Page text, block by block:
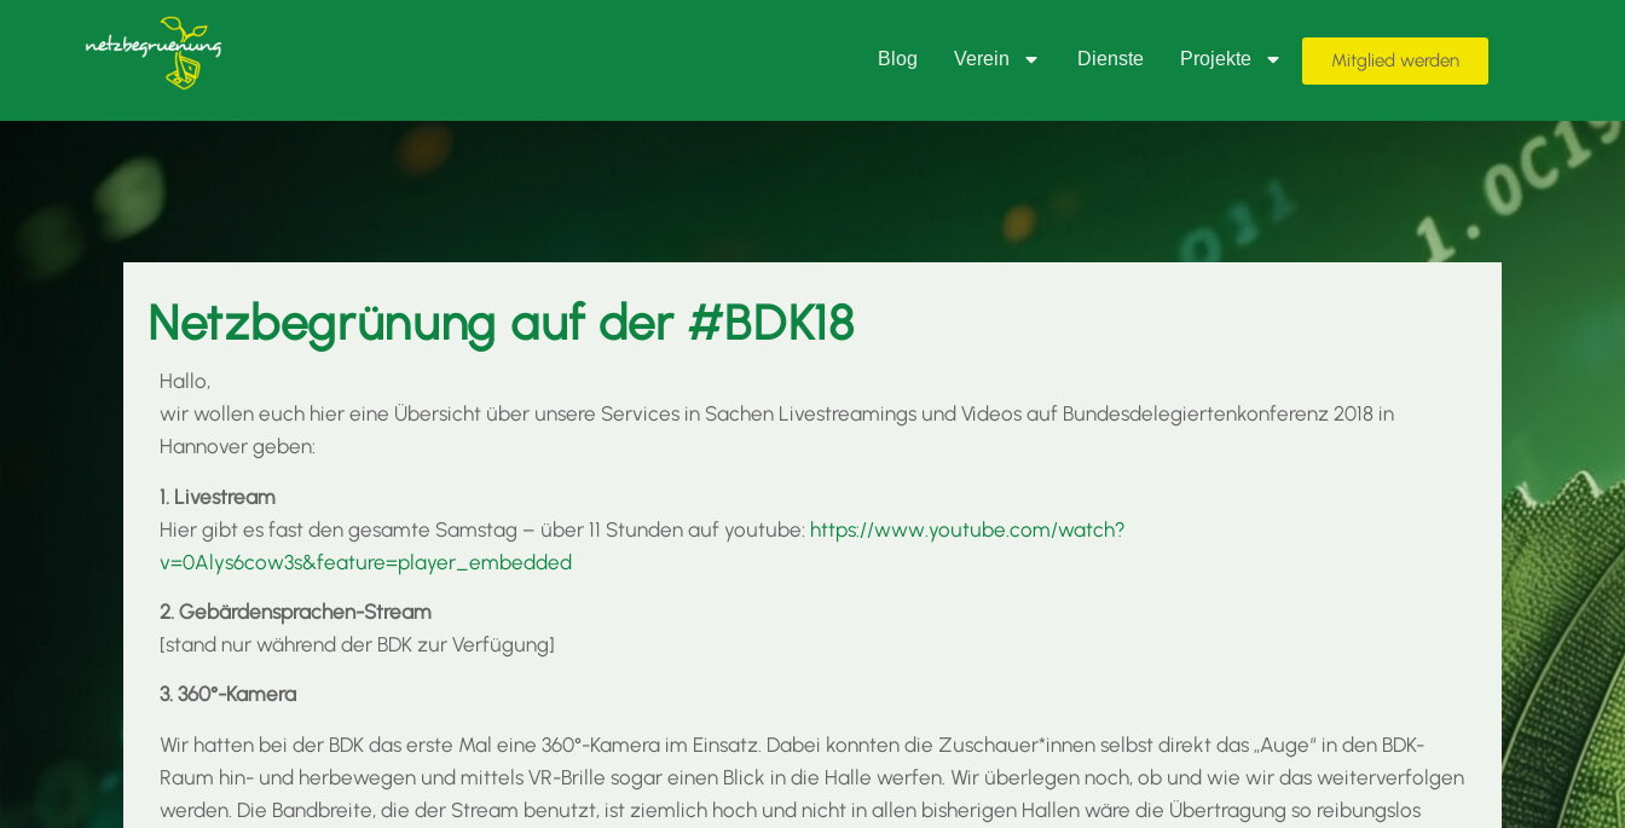
Blog Verein Dienste Projekte Mitglied werden
Netzbegrünung auf der #BDK18
Hallo,
wir wollen euch hier eine Übersicht über unsere Services in Sachen Livestreamings und Videos auf Bundesdelegiertenkonferenz 2018 in
Hannover geben:
1. Livestream
Hier gibt es fast den gesamte Samstag – über 11 Stunden auf youtube: https://www.youtube.com/watch?
v=0Alys6cow3s&feature=player_embedded
2. Gebärdensprachen-Stream
[stand nur während der BDK zur Verfügung]
3. 360°-Kamera
Wir hatten bei der BDK das erste Mal eine 360°-Kamera im Einsatz. Dabei konnten die Zuschauer*innen selbst direkt das „Auge“ in den BDK-
Raum hin- und herbewegen und mittels VR-Brille sogar einen Blick in die Halle werfen. Wir überlegen noch, ob und wie wir das weiterverfolgen
werden. Die Bandbreite, die der Stream benutzt, ist ziemlich hoch und nicht in allen bisherigen Hallen wäre die Übertragung so reibungslos